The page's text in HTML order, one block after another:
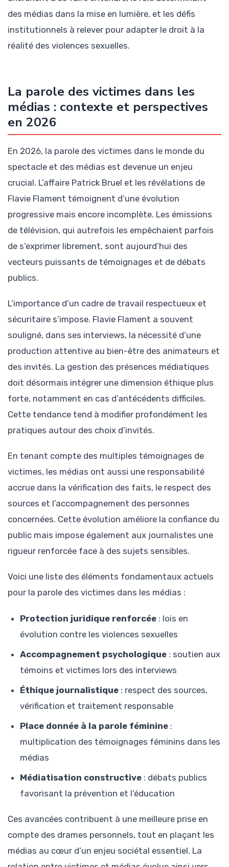
des médias dans la mise en lumière, et les défis
institutionnels à relever pour adapter le droit à la
réalité des violences sexuelles.
La parole des victimes dans les
médias : contexte et perspectives
en 2026
En 2026, la parole des victimes dans le monde du
spectacle et des médias est devenue un enjeu
crucial. L’affaire Patrick Bruel et les révélations de
Flavie Flament témoignent d’une évolution
progressive mais encore incomplète. Les émissions
de télévision, qui autrefois les empêchaient parfois
de s’exprimer librement, sont aujourd’hui des
vecteurs puissants de témoignages et de débats
publics.
L’importance d’un cadre de travail respectueux et
sécuritaire s’impose. Flavie Flament a souvent
souligné, dans ses interviews, la nécessité d’une
production attentive au bien-être des animateurs et
des invités. La gestion des présences médiatiques
doit désormais intégrer une dimension éthique plus
forte, notamment en cas d’antécédents difficiles.
Cette tendance tend à modifier profondément les
pratiques autour des choix d’invités.
En tenant compte des multiples témoignages de
victimes, les médias ont aussi une responsabilité
accrue dans la vérification des faits, le respect des
sources et l’accompagnement des personnes
concernées. Cette évolution améliore la confiance du
public mais impose également aux journalistes une
rigueur renforcée face à des sujets sensibles.
Voici une liste des éléments fondamentaux actuels
pour la parole des victimes dans les médias :
Protection juridique renforcée : lois en
évolution contre les violences sexuelles
Accompagnement psychologique : soutien aux
témoins et victimes lors des interviews
Éthique journalistique : respect des sources,
vérification et traitement responsable
Place donnée à la parole féminine :
multiplication des témoignages féminins dans les
médias
Médiatisation constructive : débats publics
favorisant la prévention et l’éducation
Ces avancées contribuent à une meilleure prise en
compte des drames personnels, tout en plaçant les
médias au cœur d’un enjeu sociétal essentiel. La